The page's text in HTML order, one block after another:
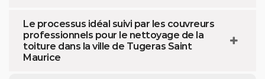
Le processus idéal suivi par les couvreurs
professionnels pour le nettoyage de la
toiture dans la ville de Tugeras Saint
Maurice